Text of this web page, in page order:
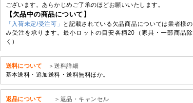
ございます。あらかじめご了承のほどお願いいたします。
【欠品中の商品について】
「入荷未定/受注可」
と記載されている欠品商品については業者様の
み受注を承ります。最小ロットの目安各柄20（家具・一部商品除
く）
送料について
＞送料詳細
基本送料・追加送料・送料無料ほか。
返品について ＞返品・キャンセル